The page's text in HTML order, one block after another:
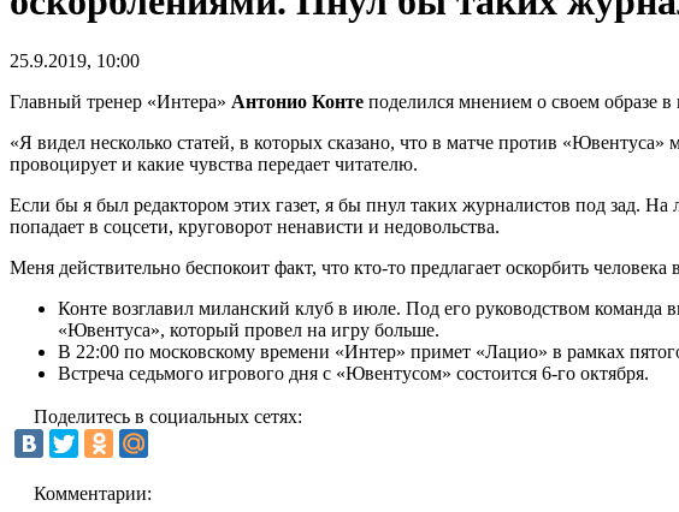
25.9.2019, 10:00
Главный тренер «Интера» Антонио Конте поделился мнением о своем образе
«Я видел несколько статей, в которых сказано, что в матче против
провоцирует и какие чувства передает читателю.
Если бы я был редактором этих газет, я бы пнул таких журналистов под зад.
попадает в соцсети, круговорот ненависти и недовольства.
Меня действительно беспокоит факт, что кто-то предлагает оскорбить человека
Конте возглавил миланский клуб в июле. Под его руководством команда
«Ювентуса», который провел на игру больше.
В 22:00 по московскому времени «Интер» примет «Лацио» в рамках
Встреча седьмого игрового дня с «Ювентусом» состоится 6-го октября.
Поделитесь в социальных сетях:
Комментарии: